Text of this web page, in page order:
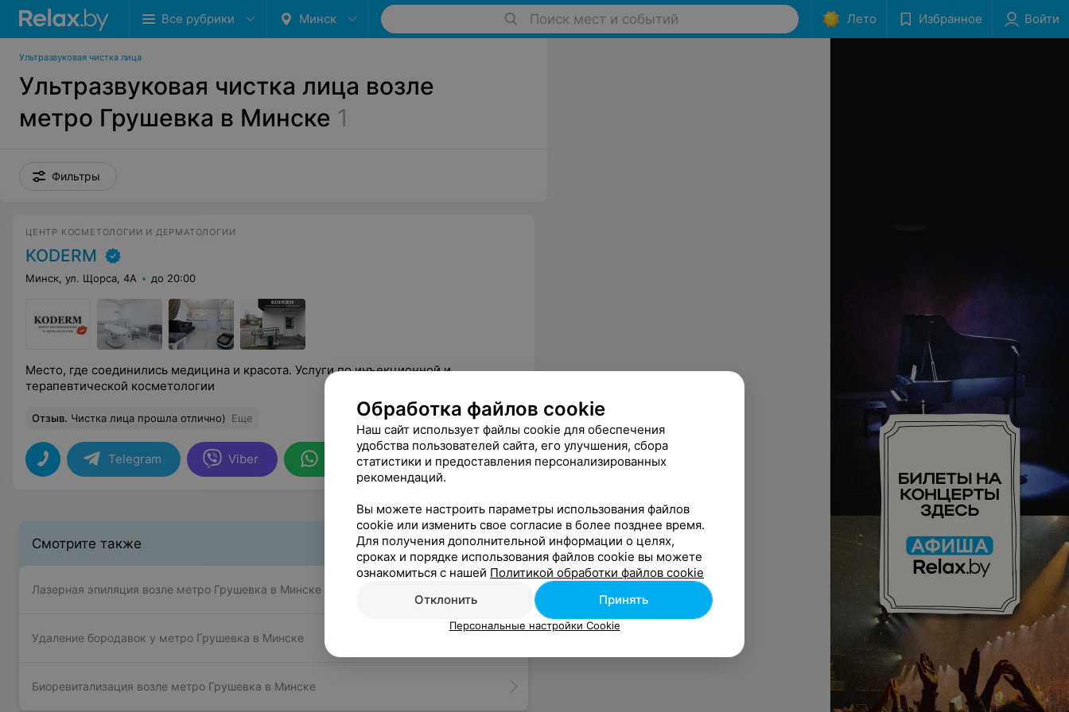
Все рубрики Минск Поиск мест и событий Лето Избранное Войти
Ультразвуковая чистка лица
Ультразвуковая чистка лица возле
метро Грушевка в Минске 1
Фильтры
ЦЕНТР КОСМЕТОЛОГИИ И ДЕРМАТОЛОГИИ
KODERM
Минск, ул. Щорса, 4А до 20:00
Место, где соединились медицина и красота. Услуги по инъекционной и
терапевтической косметологии
Отзыв. Чистка лица прошла отлично) Еще
Telegram Viber WhatsApp
Смотрите также
Лазерная эпиляция возле метро Грушевка в Минске
Удаление бородавок у метро Грушевка в Минске
Биоревитализация возле метро Грушевка в Минске
Обработка файлов cookie
Наш сайт использует файлы cookie для обеспечения
удобства пользователей сайта, его улучшения, сбора
статистики и предоставления персонализированных
рекомендаций.
Вы можете настроить параметры использования файлов
cookie или изменить свое согласие в более позднее время.
Для получения дополнительной информации о целях,
сроках и порядке использования файлов cookie вы можете
ознакомиться с нашей Политикой обработки файлов cookie
Отклонить
Принять
Персональные настройки Cookie